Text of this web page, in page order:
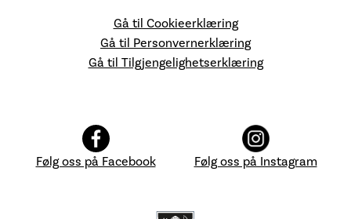
Gå til Cookieerklæring
Gå til Personvernerklæring
Gå til Tilgjengelighetserklæring
Følg oss på Facebook Følg oss på Instagram